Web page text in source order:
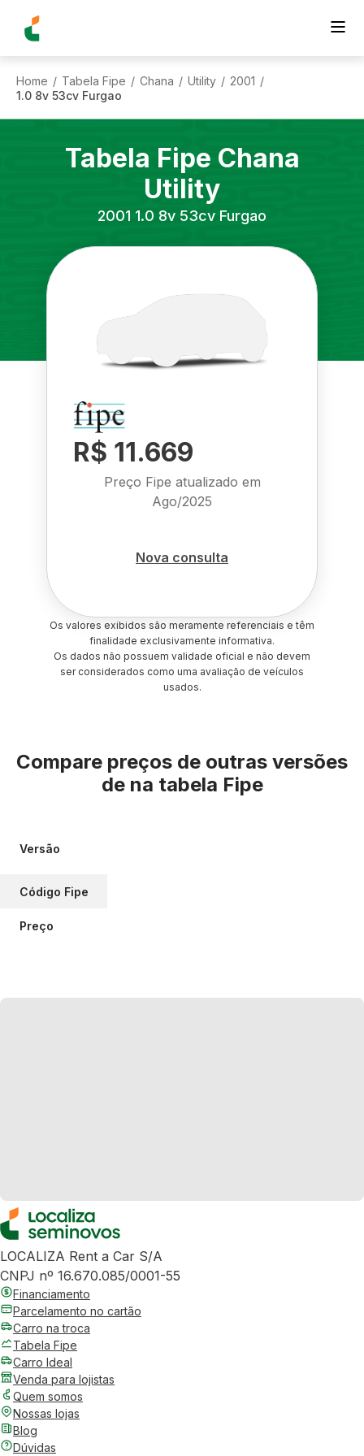
Home / Tabela Fipe / Chana / Utility / 2001 /
1.0 8v 53cv Furgao
Tabela Fipe Chana
Utility
2001 1.0 8v 53cv Furgao
R$ 11.669
Preço Fipe atualizado em
Ago/2025
Nova consulta
Os valores exibidos são meramente referenciais e têm
finalidade exclusivamente informativa.
Os dados não possuem validade oficial e não devem
ser considerados como uma avaliação de veículos
usados.
Compare preços de outras versões
de na tabela Fipe
Versão
Código Fipe
Preço
LOCALIZA Rent a Car S/A
CNPJ nº 16.670.085/0001-55
Financiamento
Parcelamento no cartão
Carro na troca
Tabela Fipe
Carro Ideal
Venda para lojistas
Quem somos
Nossas lojas
Blog
Dúvidas